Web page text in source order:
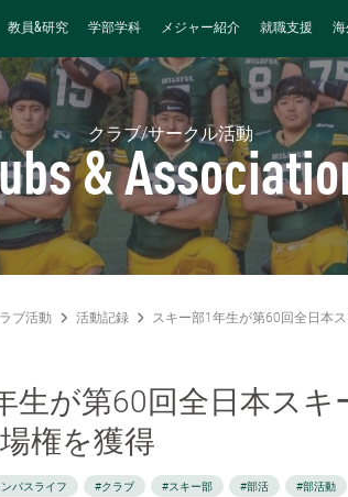
教員&研究 学部学科 メジャー紹介 就職支援 海
クラブ/サークル活動
&
ブ活動 活動記録 スキー部1年生が第60回全⽇本
生が第60回全⽇本スキ
権を獲得
パスライフ #クラブ #スキー部 #部活 #部活動